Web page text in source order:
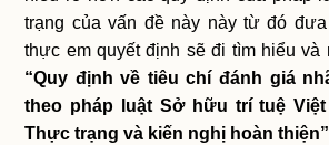
trạng của vấn đề này này từ đó
thực em quyết định sẽ đi tìm hiểu và
“Quy định về tiêu chí đánh giá
theo pháp luật Sở hữu trí tuệ Việt
Thực trạng và kiến nghị hoàn thiện”